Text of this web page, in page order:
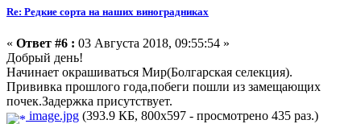
Re: Редкие сорта на наших виноградниках
« Ответ #6 : 03 Августа 2018, 09:55:54 »
Добрый день!
Начинает окрашиваться Мир(Болгарская селекция).
Прививка прошлого года,побеги пошли из замещающих
почек.Задержка присутствует.
image.jpg (393.9 КБ, 800x597 - просмотрено 435 раз.)